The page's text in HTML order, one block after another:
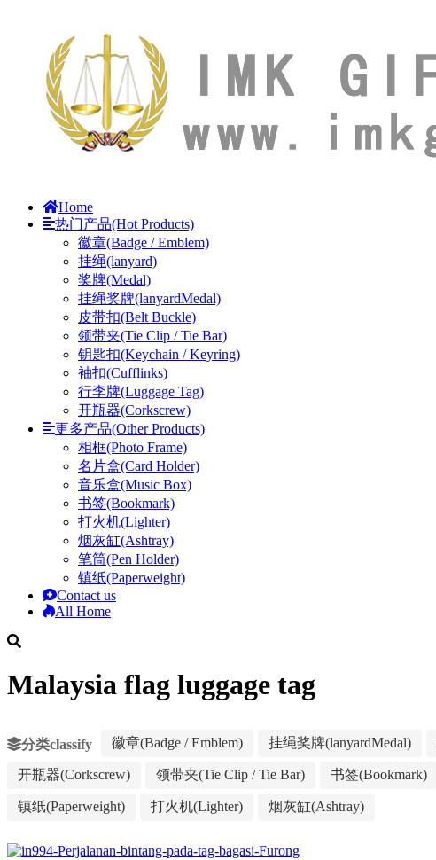
Home
热门产品(Hot Products)
徽章(Badge / Emblem)
挂绳(lanyard)
奖牌(Medal)
挂绳奖牌(lanyardMedal)
皮带扣(Belt Buckle)
领带夹(Tie Clip / Tie Bar)
钥匙扣(Keychain / Keyring)
袖扣(Cufflinks)
行李牌(Luggage Tag)
开瓶器(Corkscrew)
更多产品(Other Products)
相框(Photo Frame)
名片盒(Card Holder)
音乐盒(Music Box)
书签(Bookmark)
打火机(Lighter)
烟灰缸(Ashtray)
笔筒(Pen Holder)
镇纸(Paperweight)
Contact us
All Home
Malaysia flag luggage tag
分类classify 徽章(Badge / Emblem) 挂绳奖牌(lanyardMedal)
开瓶器(Corkscrew) 领带夹(Tie Clip / Tie Bar) 书签(Bookmark)
镇纸(Paperweight) 打火机(Lighter) 烟灰缸(Ashtray)